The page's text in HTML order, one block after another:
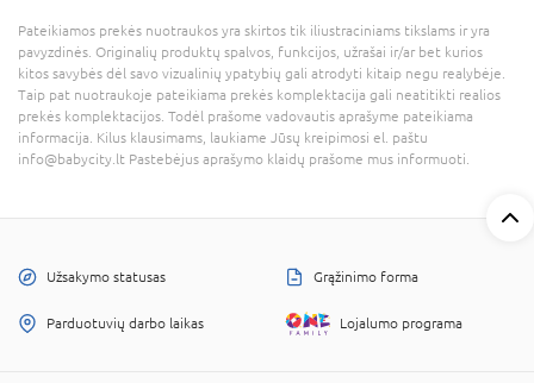
Pateikiamos prekės nuotraukos yra skirtos tik iliustraciniams tikslams ir yra
pavyzdinės. Originalių produktų spalvos, funkcijos, užrašai ir/ar bet kurios
kitos savybės dėl savo vizualinių ypatybių gali atrodyti kitaip negu realybėje.
Taip pat nuotraukoje pateikiama prekės komplektacija gali neatitikti realios
prekės komplektacijos. Todėl prašome vadovautis aprašyme pateikiama
informacija. Kilus klausimams, laukiame Jūsų kreipimosi el. paštu
info@babycity.lt Pastebėjus aprašymo klaidų prašome mus informuoti.
Užsakymo statusas Grąžinimo forma
Parduotuvių darbo laikas Lojalumo programa